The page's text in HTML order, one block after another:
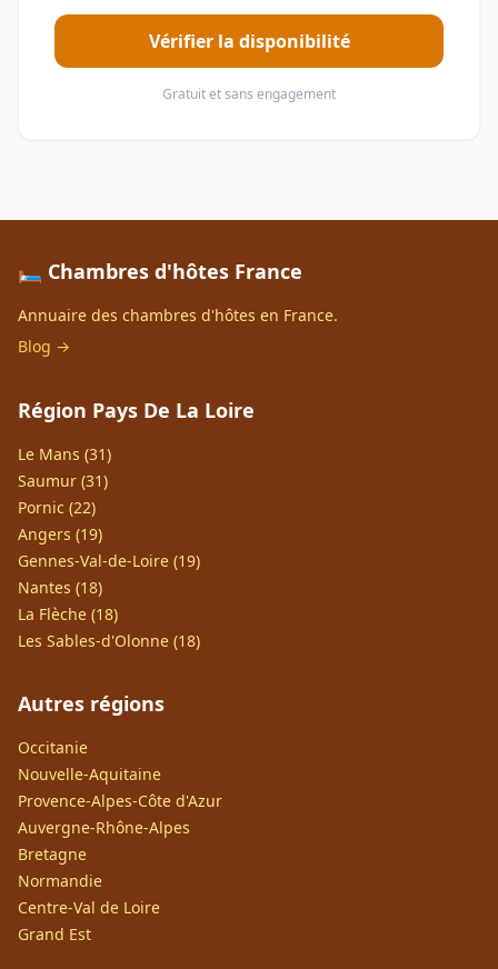
Vérifier la disponibilité
Gratuit et sans engagement
🛏️ Chambres d'hôtes France
Annuaire des chambres d'hôtes en France.
Blog →
Région Pays De La Loire
Le Mans (31)
Saumur (31)
Pornic (22)
Angers (19)
Gennes-Val-de-Loire (19)
Nantes (18)
La Flèche (18)
Les Sables-d'Olonne (18)
Autres régions
Occitanie
Nouvelle-Aquitaine
Provence-Alpes-Côte d'Azur
Auvergne-Rhône-Alpes
Bretagne
Normandie
Centre-Val de Loire
Grand Est